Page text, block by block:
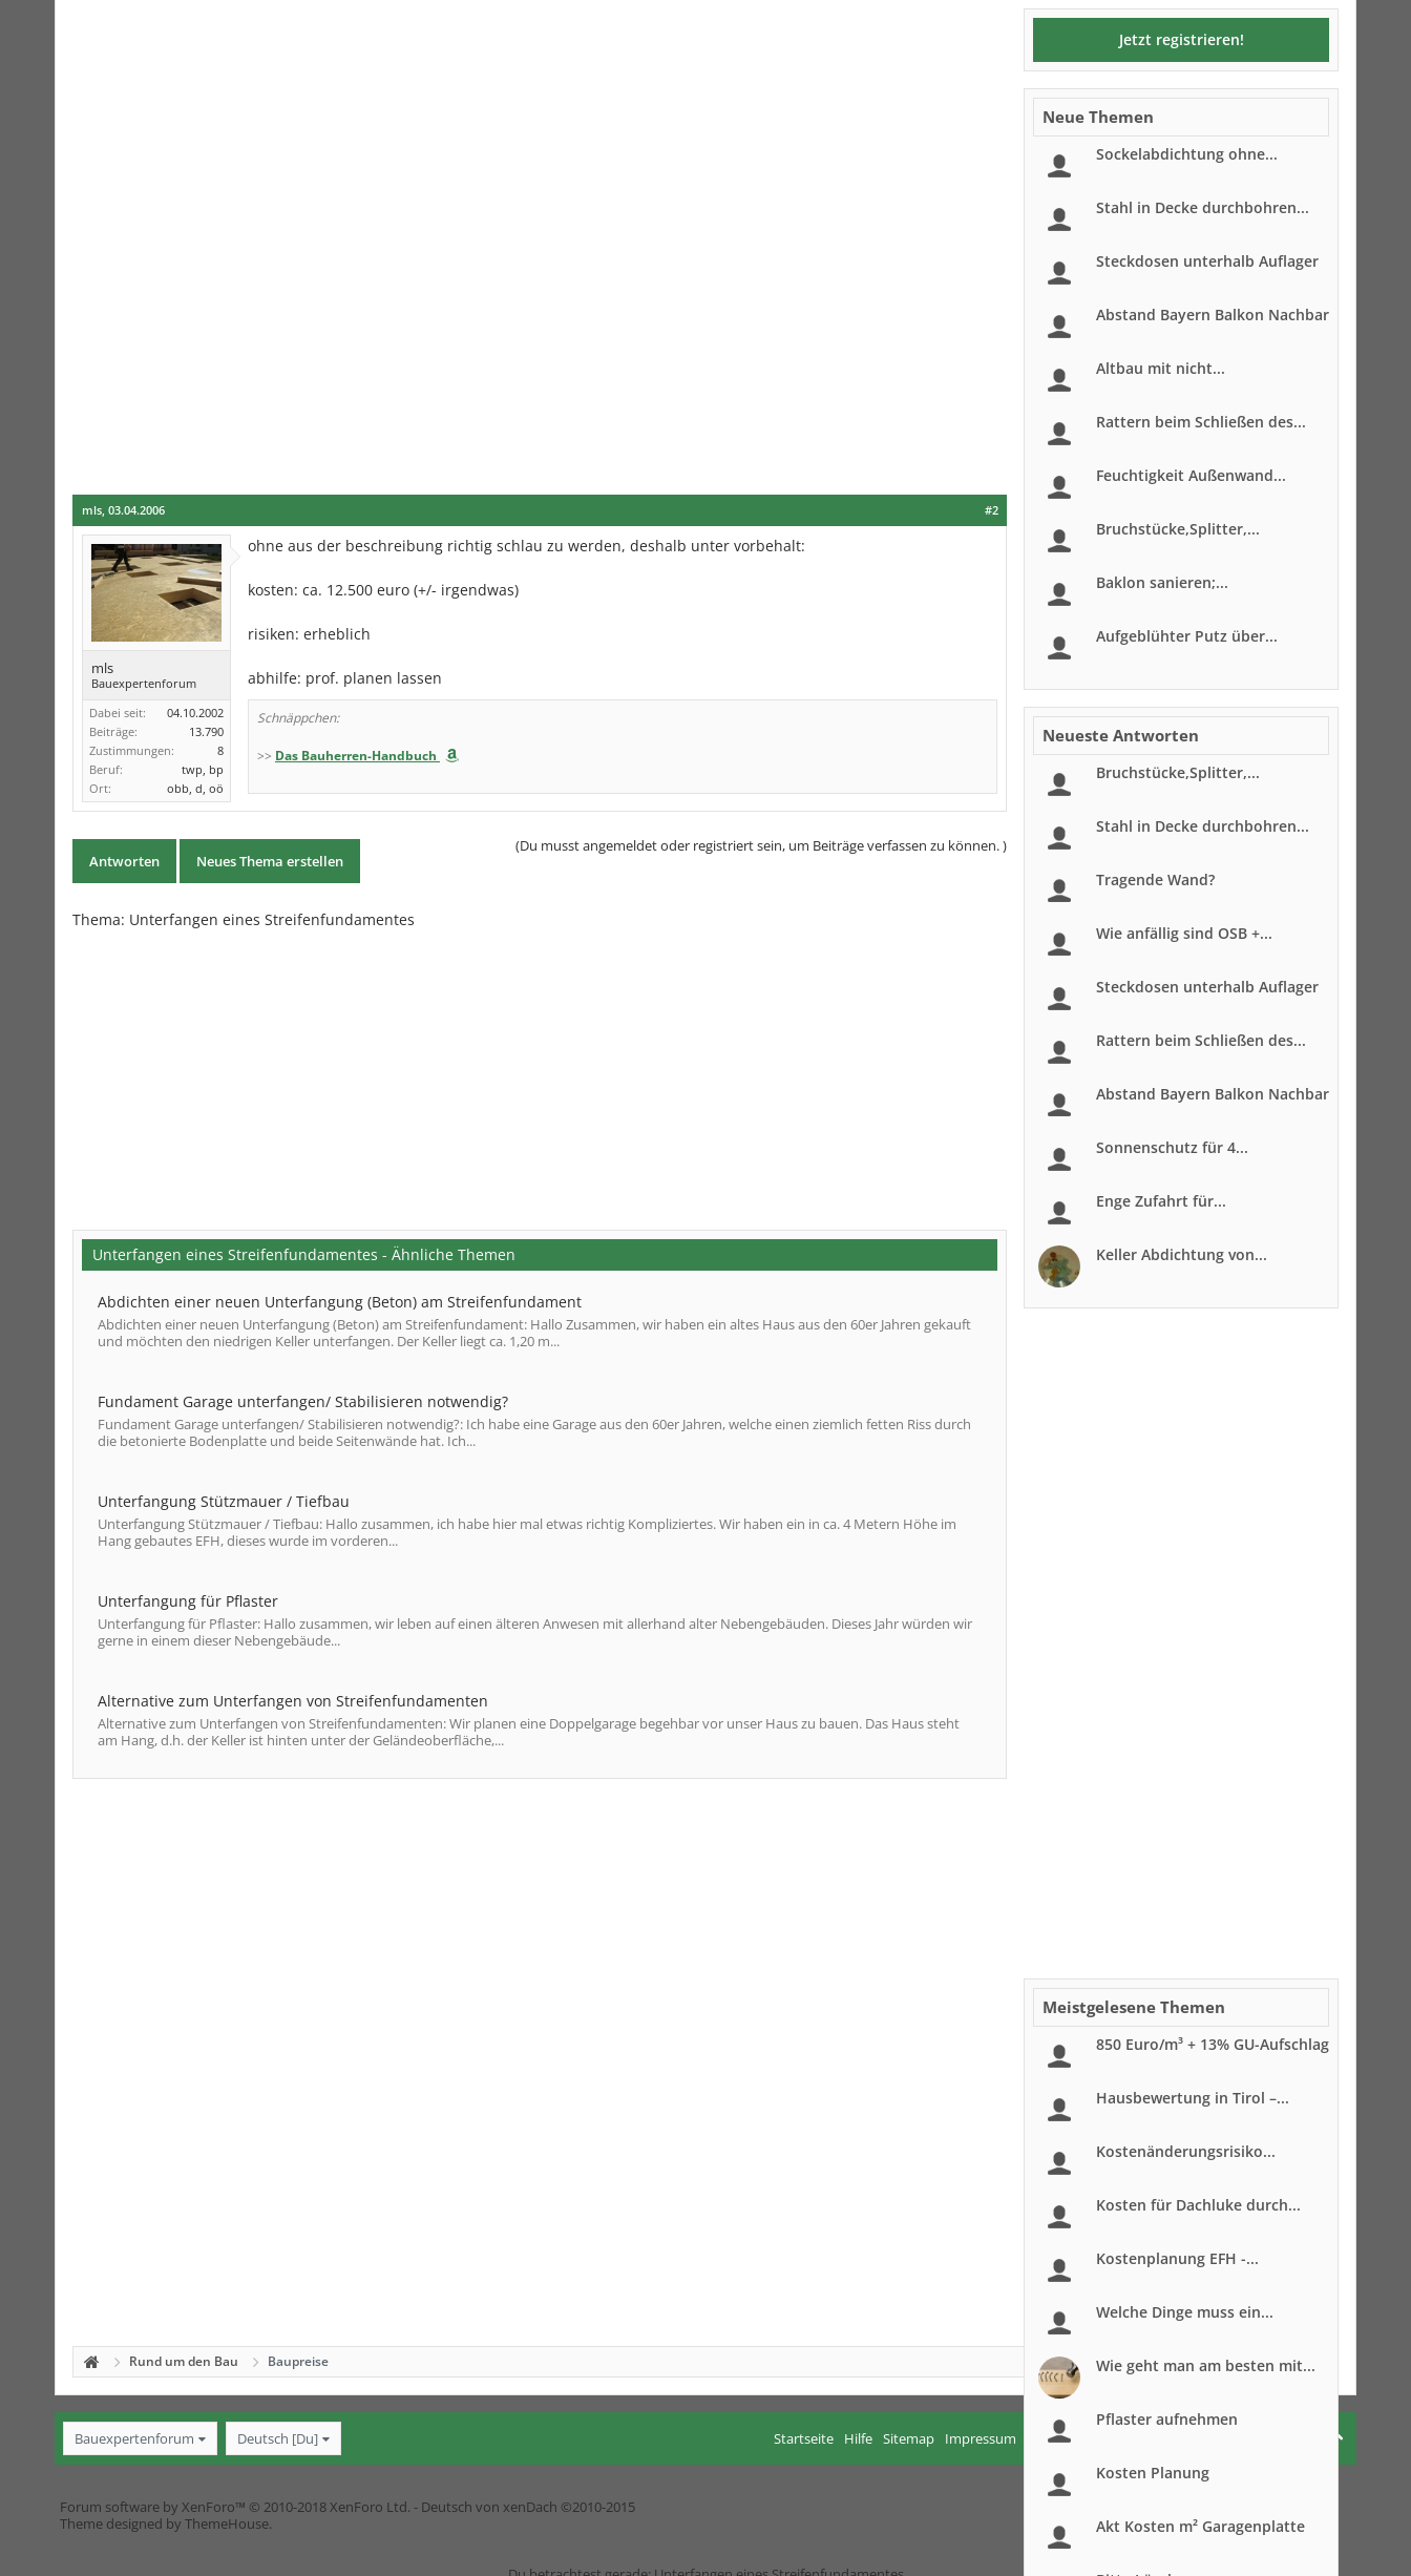
#2
mls, 03.04.2006
mls
Bauexpertenforum
Dabei seit:
04.10.2002
Beiträge:
13.790
Zustimmungen:
8
Beruf:
twp, bp
Ort:
obb, d, oö
ohne aus der beschreibung richtig schlau zu werden, deshalb unter vorbehalt:
kosten: ca. 12.500 euro (+/- irgendwas)
risiken: erheblich
abhilfe: prof. planen lassen
Schnäppchen:
>> Das Bauherren-Handbuch
Antworten Neues Thema erstellen
(Du musst angemeldet oder registriert sein, um Beiträge verfassen zu können. )
Thema: Unterfangen eines Streifenfundamentes
Unterfangen eines Streifenfundamentes - Ähnliche Themen
Abdichten einer neuen Unterfangung (Beton) am Streifenfundament
Abdichten einer neuen Unterfangung (Beton) am Streifenfundament: Hallo Zusammen, wir haben ein altes Haus aus den 60er Jahren gekauft
und möchten den niedrigen Keller unterfangen. Der Keller liegt ca. 1,20 m...
Fundament Garage unterfangen/ Stabilisieren notwendig?
Fundament Garage unterfangen/ Stabilisieren notwendig?: Ich habe eine Garage aus den 60er Jahren, welche einen ziemlich fetten Riss durch
die betonierte Bodenplatte und beide Seitenwände hat. Ich...
Unterfangung Stützmauer / Tiefbau
Unterfangung Stützmauer / Tiefbau: Hallo zusammen, ich habe hier mal etwas richtig Kompliziertes. Wir haben ein in ca. 4 Metern Höhe im
Hang gebautes EFH, dieses wurde im vorderen...
Unterfangung für Pflaster
Unterfangung für Pflaster: Hallo zusammen, wir leben auf einen älteren Anwesen mit allerhand alter Nebengebäuden. Dieses Jahr würden wir
gerne in einem dieser Nebengebäude...
Alternative zum Unterfangen von Streifenfundamenten
Alternative zum Unterfangen von Streifenfundamenten: Wir planen eine Doppelgarage begehbar vor unser Haus zu bauen. Das Haus steht
am Hang, d.h. der Keller ist hinten unter der Geländeoberfläche,...
Jetzt registrieren!
Neue Themen
Sockelabdichtung ohne...
Stahl in Decke durchbohren...
Steckdosen unterhalb Auflager
Abstand Bayern Balkon Nachbar
Altbau mit nicht...
Rattern beim Schließen des...
Feuchtigkeit Außenwand...
Bruchstücke,Splitter,...
Baklon sanieren;...
Aufgeblühter Putz über...
Neueste Antworten
Bruchstücke,Splitter,...
Stahl in Decke durchbohren...
Tragende Wand?
Wie anfällig sind OSB +...
Steckdosen unterhalb Auflager
Rattern beim Schließen des...
Abstand Bayern Balkon Nachbar
Sonnenschutz für 4...
Enge Zufahrt für...
Keller Abdichtung von...
Meistgelesene Themen
850 Euro/m³ + 13% GU-Aufschlag
Hausbewertung in Tirol –...
Kostenänderungsrisiko...
Kosten für Dachluke durch...
Kostenplanung EFH -...
Welche Dinge muss ein...
Wie geht man am besten mit...
Pflaster aufnehmen
Kosten Planung
Akt Kosten m² Garagenplatte
Rund um den Bau Baupreise
Bauexpertenforum Deutsch [Du] Startseite Hilfe Sitemap Impressum Nutzungsbedingungen
Forum software by XenForo™ © 2010-2018 XenForo Ltd. - Deutsch von xenDach ©2010-2015
Theme designed by ThemeHouse.